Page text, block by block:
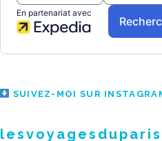
SUIVEZ-MOI SUR